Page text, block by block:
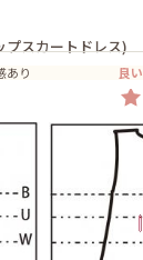
プスカートドレス)
あり 良い